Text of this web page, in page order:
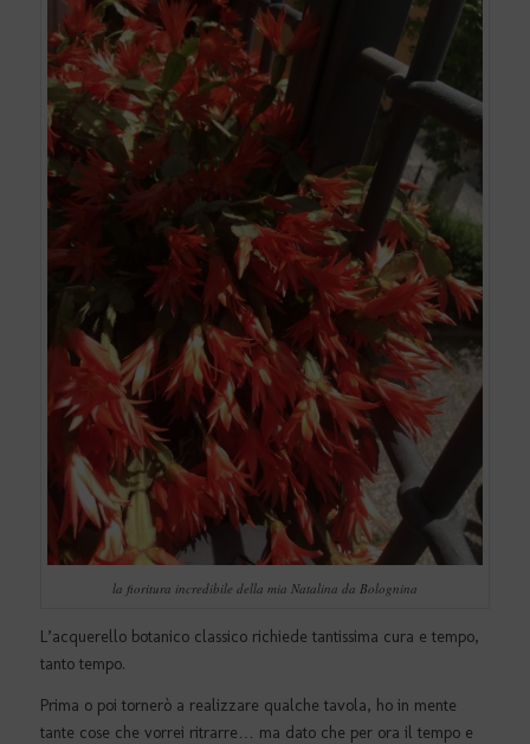
la fioritura incredibile della mia Natalina da Bolognina
L’acquerello botanico classico richiede tantissima cura e tempo,
tanto tempo.
Prima o poi tornerò a realizzare qualche tavola, ho in mente
tante cose che vorrei ritrarre… ma dato che per ora il tempo e